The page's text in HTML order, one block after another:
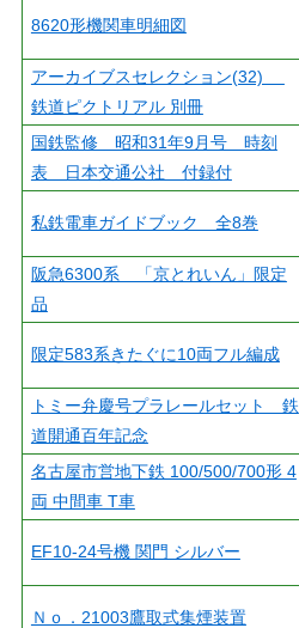
8620形機関車明細図
アーカイブスセレクション(32)
鉄道ピクトリアル 別冊
国鉄監修 昭和31年9月号 時刻
表 日本交通公社 付録付
私鉄電車ガイドブック 全8巻
阪急6300系 「京とれいん」限定
品
限定583系きたぐに10両フル編成
トミー弁慶号プラレールセット 鉄
道開通百年記念
名古屋市営地下鉄 100/500/700形 4
両 中間車 T車
EF10-24号機 関門 シルバー
Ｎｏ．21003鷹取式集煙装置